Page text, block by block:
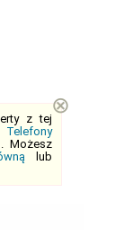
z tej
Telefony
Możesz
lub
⊗